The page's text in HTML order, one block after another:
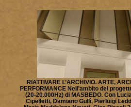
RIATTIVARE L’ARCHIVIO. ARTE,
PERFORMANCE Nell'ambito del
(20-20.000Hz) di MASBEDO. Con
Cipelletti, Damiano Gullì, Pierluigi